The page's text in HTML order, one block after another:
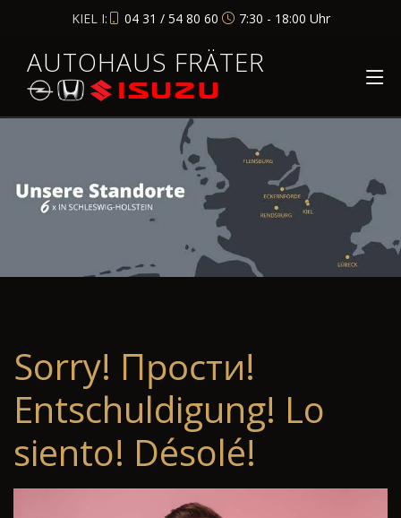
KIEL I: 04 31 / 54 80 60 7:30 - 18:00 Uhr
AUTOHAUS FRÄTER
Sorry! Прости!
Entschuldigung! Lo
siento! Désolé!